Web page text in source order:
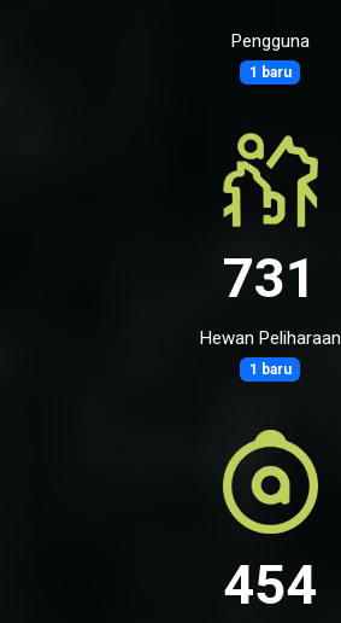
Pengguna
1 baru
731
Hewan Peliharaan
1 baru
454